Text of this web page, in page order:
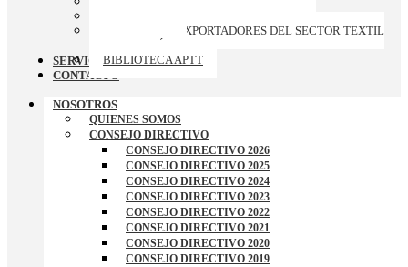
RANKING DE EXPORTADORES DEL SECTOR TEXTIL
BIBLIOTECA APTT
SERVICIOS
CONTACTO
NOSOTROS
QUIENES SOMOS
CONSEJO DIRECTIVO
CONSEJO DIRECTIVO 2026
CONSEJO DIRECTIVO 2025
CONSEJO DIRECTIVO 2024
CONSEJO DIRECTIVO 2023
CONSEJO DIRECTIVO 2022
CONSEJO DIRECTIVO 2021
CONSEJO DIRECTIVO 2020
CONSEJO DIRECTIVO 2019